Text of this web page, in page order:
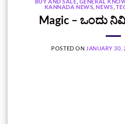
KANNADA NEWS ,NEWS
Magic – ಒಂದು
POSTED ON JANUARY 30,